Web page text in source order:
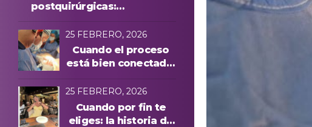
postquirúrgicas:
protocolos láser
25 FEBRERO, 2026
Cuando el proceso
está bien conectado,
25 FEBRERO, 2026
Cuando por fin te
eliges: la historia de